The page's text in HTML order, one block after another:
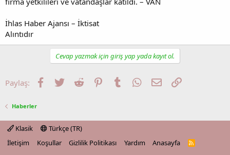
İhlas Haber Ajansı – İktisat
Alıntıdır
Cevap yazmak için giriş yap yada kayıt ol.
Paylaş: Facebook
TwitterReddit PinterestTumblrWhatsApp
E-postaLink
Haberler
Klasik
Türkçe (TR)
İletişim
Koşullar Gizlilik Politikası Yardım Anasayfa
R